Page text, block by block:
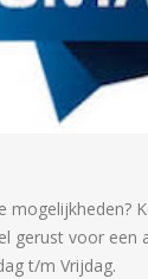
mogelijkheden?
gerust voor een
t/m Vrijdag.